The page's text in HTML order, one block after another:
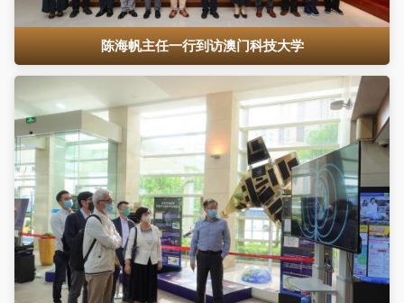
陈海帆主任一行到访澳门科技大学